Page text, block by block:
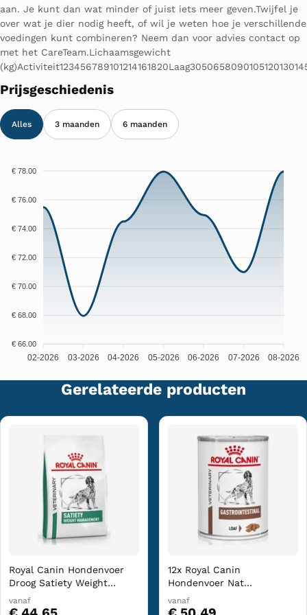
aan. Je kunt dan wat minder of juist iets meer geven.Twijfel je
over wat je dier nodig heeft, of wil je weten hoe je verschillende
voedingen kunt combineren? Neem dan voor advies contact op
met het CareTeam.Lichaamsgewicht
Prijsgeschiedenis
Alles 3 maanden 6 maanden
€ 78.00
€ 76.00
€ 74.00
€ 72.00
€ 70.00
€ 68.00
€ 66.00
02-2026 03-2026 04-2026 05-2026 06-2026 07-2026 08-2026
Gerelateerde producten
Royal Canin Hondenvoer
Droog Satiety Weight
Management 6 kg
vanaf
12x Royal Canin
Hondenvoer Nat
Gastrointestinal 400 gr
vanaf